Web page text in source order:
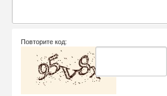
Повторите код: